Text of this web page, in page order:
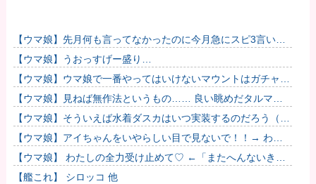
【ウマ娘】先月何も言ってなかったのに今月急にスピ3言い出
したのが怪しいよな。
【ウマ娘】うおっすげー盛り…
【ウマ娘】ウマ娘で一番やってはいけないマウントはガチャで
も育成でもグッズでもなく、これ。
【ウマ娘】見ねば無作法というもの…… 良い眺めだタルマ
エ…（殴
【ウマ娘】そういえば水着ダスカはいつ実装するのだろう（ﾃﾞ
ｯｯｯ
【ウマ娘】アイちゃんをいやらしい目で見ないで！！→ わか
りました…
【ウマ娘】 わたしの全力受け止めて♡ ←「またへんないきも
のがふえてる…」
【艦これ】 シロッコ 他